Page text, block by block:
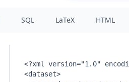
SQL LaTeX HTML